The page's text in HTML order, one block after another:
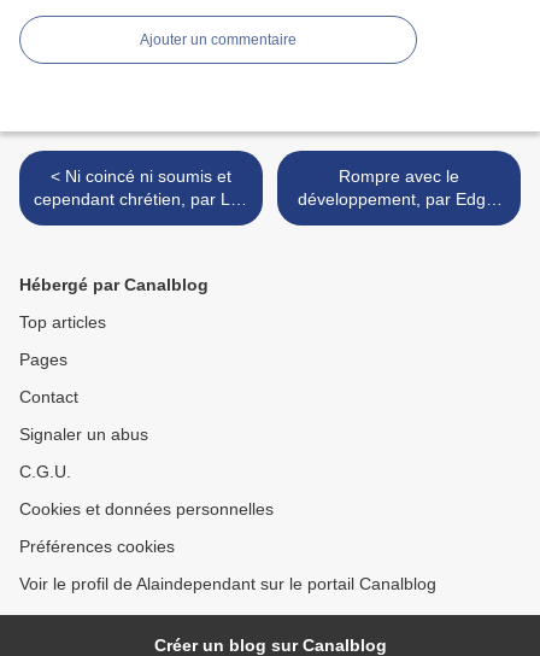
Ajouter un commentaire
< Ni coincé ni soumis et
cependant chrétien, par Luc
Collès
Rompre avec le
développement, par Edgar
Morin >
Hébergé par Canalblog
Top articles
Pages
Contact
Signaler un abus
C.G.U.
Cookies et données personnelles
Préférences cookies
Voir le profil de Alaindependant sur le portail Canalblog
Créer un blog sur Canalblog